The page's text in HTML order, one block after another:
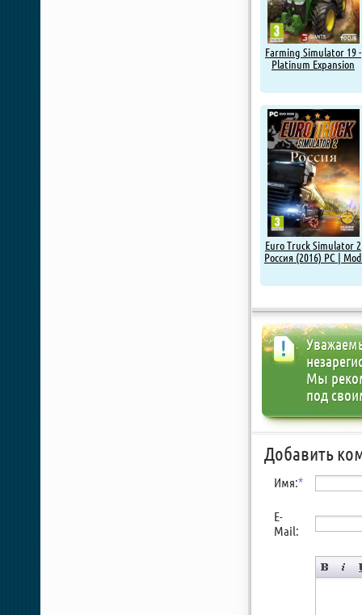
Farming Simulator 19 -
Platinum Expansion
Euro Truck Simulator 2
Россия (2016) PC | Mod
Мы
под
Добавить
Имя:*
E-
Mail: